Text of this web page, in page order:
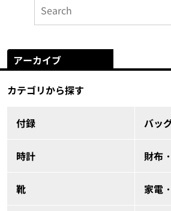
アーカイブ
カテゴリから探す
付録 バッ
時計 財布
靴 家電